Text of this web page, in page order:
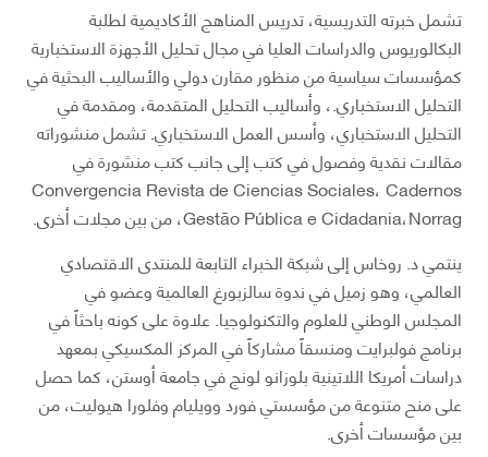
تشمل خبرته التدريسية، تدريس المناهج الأكاديمية لطلبة
البكالوريوس والدراسات العليا في مجال تحليل الأجهزة الاستخبارية
كمؤسسات سياسية من منظور مقارن دولي والأساليب البحثية في
التحليل الاستخباري.، وأساليب التحليل المتقدمة، ومقدمة في
التحليل الاستخباري، وأسس العمل الاستخباري. تشمل منشوراته
مقالات نقدية وفصول في كتب إلى جانب كتب منشورة في
Convergencia Revista de Ciencias Sociales، Cadernos
Gestão Pública e Cidadania،Norrag، من بين مجلات أخرى.
ينتمي د. روخاس إلى شبكة الخبراء التابعة للمنتدى الاقتصادي
العالمي، وهو زميل في ندوة سالزبورغ العالمية وعضو في
المجلس الوطني للعلوم والتكنولوجيا. علاوة على كونه باحثاً في
برنامج فولبرايت ومنسقاً مشاركاً في المركز المكسيكي بمعهد
دراسات أمريكا اللاتينية بلوزانو لونج في جامعة أوستن، كما حصل
على منح متنوعة من مؤسستي فورد وويليام وفلورا هيوليت، من
بين مؤسسات أخرى.